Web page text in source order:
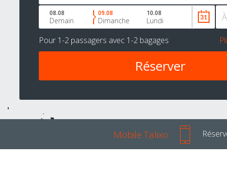
08.08
Demain
09.08
Dimanche
10.08
Lundi
Pour 1-2 passagers avec 1-2 bagages
Mobile Talixo